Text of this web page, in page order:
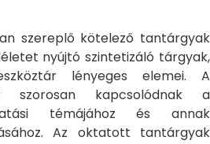
szereplő kötelező tantárgyak
nyújtó szintetizáló tárgyak,
lényeges elemei. A
szorosan kapcsolódnak a
témájához és annak
Az oktatott tantárgyak